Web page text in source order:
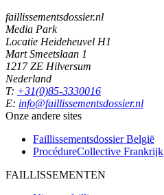
faillissementsdossier.nl
Media Park
Locatie Heideheuvel H1
Mart Smeetslaan 1
1217 ZE Hilversum
Nederland
T: +31(0)85-3330016
E: info@faillissementsdossier.nl
Onze andere sites
Faillissementsdossier België
ProcédureCollective Frankrijk
FAILLISSEMENTEN